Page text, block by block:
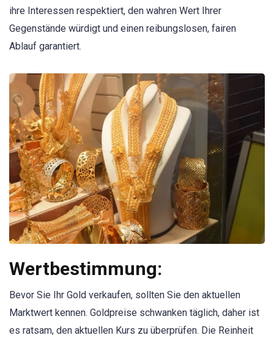
ihre Interessen respektiert, den wahren Wert Ihrer
Gegenstände würdigt und einen reibungslosen, fairen
Ablauf garantiert.
Wertbestimmung:
Bevor Sie Ihr Gold verkaufen, sollten Sie den aktuellen
Marktwert kennen. Goldpreise schwanken täglich, daher ist
es ratsam, den aktuellen Kurs zu überprüfen. Die Reinheit